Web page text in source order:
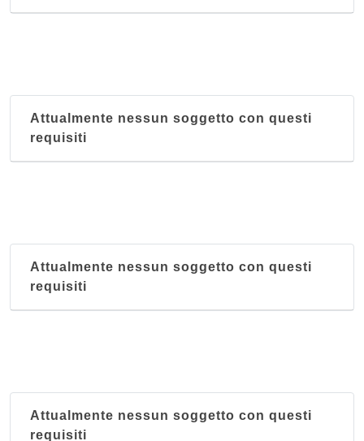
Attualmente nessun soggetto con questi
requisiti
Attualmente nessun soggetto con questi
requisiti
Attualmente nessun soggetto con questi
requisiti